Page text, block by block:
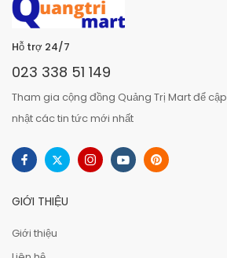
Hỗ trợ 24/7
023 338 51 149
Tham gia cộng đồng Quảng Trị Mart để cập
nhật các tin tức mới nhất
GIỚI THIỆU
Giới thiệu